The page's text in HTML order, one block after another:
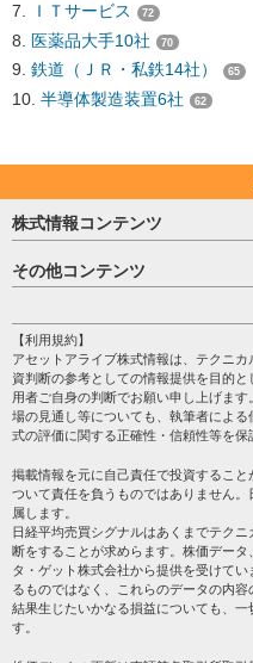
ＩＴサービス 72
医薬品大手10社 70
鉄道（ＪＲ・私鉄14社） 65
半導体製造装置6社 62
株式情報コンテンツ
日経平均
売買シグナル
株テーマ情報
海外市況
投資カレンダー
格付け情報
その他コンテンツ
個人情報保護方針
プライバシーポリシー
会社案内
サイトマップ
過去データ
【利用規約】
アセットアライブ株式情報は、テクニ
資判断の参考としての情報提供を目的
用者ご自身の判断でお願い申し上げま
場の見通し等についても、執筆者によ
式の評価に関する正確性・信頼性等を保
掲載情報を元に自己責任で投資するこ
ついて責任を負うものではありません
属します。
日経平均売買シグナルはあくまでテク
断をすることが求めらます。株価デー
タ・ゲット株式会社から提供を受けて
るものではなく、これらのデータの内
結果生じたいかなる損益についても、
す。